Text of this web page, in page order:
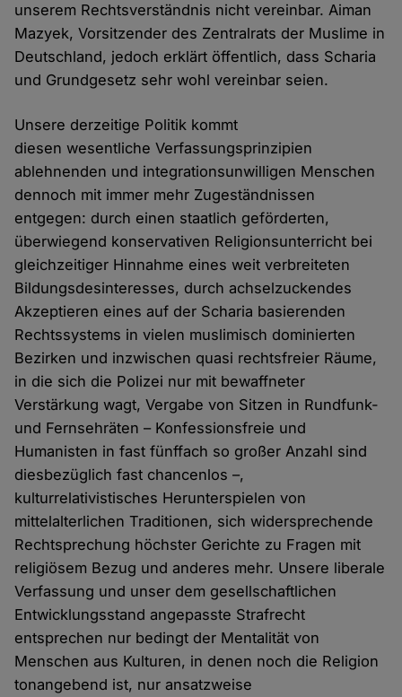
unserem Rechtsverständnis nicht vereinbar. Aiman
Mazyek, Vorsitzender des Zentralrats der Muslime in
Deutschland, jedoch erklärt öffentlich, dass Scharia
und Grundgesetz sehr wohl vereinbar seien.
Unsere derzeitige Politik kommt
diesen wesentliche Verfassungsprinzipien
ablehnenden und integrationsunwilligen Menschen
dennoch mit immer mehr Zugeständnissen
entgegen: durch einen staatlich geförderten,
überwiegend konservativen Religionsunterricht bei
gleichzeitiger Hinnahme eines weit verbreiteten
Bildungsdesinteresses, durch achselzuckendes
Akzeptieren eines auf der Scharia basierenden
Rechtssystems in vielen muslimisch dominierten
Bezirken und inzwischen quasi rechtsfreier Räume,
in die sich die Polizei nur mit bewaffneter
Verstärkung wagt, Vergabe von Sitzen in Rundfunk-
und Fernsehräten – Konfessionsfreie und
Humanisten in fast fünffach so großer Anzahl sind
diesbezüglich fast chancenlos –,
kulturrelativistisches Herunterspielen von
mittelalterlichen Traditionen, sich widersprechende
Rechtsprechung höchster Gerichte zu Fragen mit
religiösem Bezug und anderes mehr. Unsere liberale
Verfassung und unser dem gesellschaftlichen
Entwicklungsstand angepasste Strafrecht
entsprechen nur bedingt der Mentalität von
Menschen aus Kulturen, in denen noch die Religion
tonangebend ist, nur ansatzweise